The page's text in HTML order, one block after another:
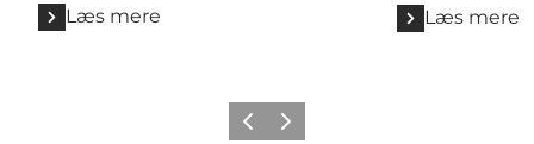
Læs mere
Læs mere
Forrige billede
Næste billede